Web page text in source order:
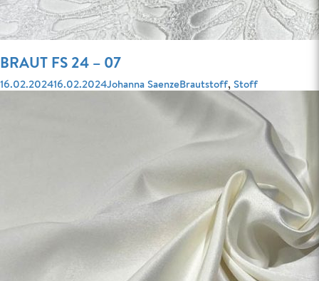
BRAUT FS 24 – 07
Veröffentlicht
16.02.202416.02.2024Autor
Johanna SaenzeKategorien
Brautstoff,Stoff